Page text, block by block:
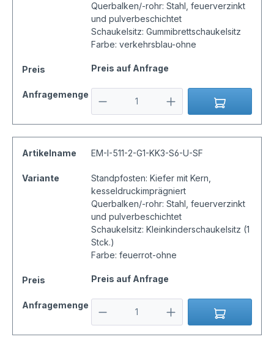
Querbalken/-rohr: Stahl, feuerverzinkt
und pulverbeschichtet
Schaukelsitz: Gummibrettschaukelsitz
Farbe: verkehrsblau-ohne
Preis Preis auf Anfrage
Anfragemenge
Artikelname EM-I-511-2-G1-KK3-S6-U-SF
Variante
Standpfosten: Kiefer mit Kern,
kesseldruckimprägniert
Querbalken/-rohr: Stahl, feuerverzinkt
und pulverbeschichtet
Schaukelsitz: Kleinkinderschaukelsitz (1
Stck.)
Farbe: feuerrot-ohne
Preis Preis auf Anfrage
Anfragemenge